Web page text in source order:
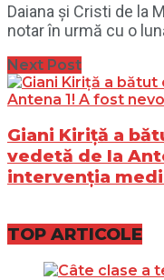
Daiana și Cristi de la
notar în urmă cu o
Next Post
Giani Kiriță a
vedetă de la
intervenția
TOP ARTICOLE